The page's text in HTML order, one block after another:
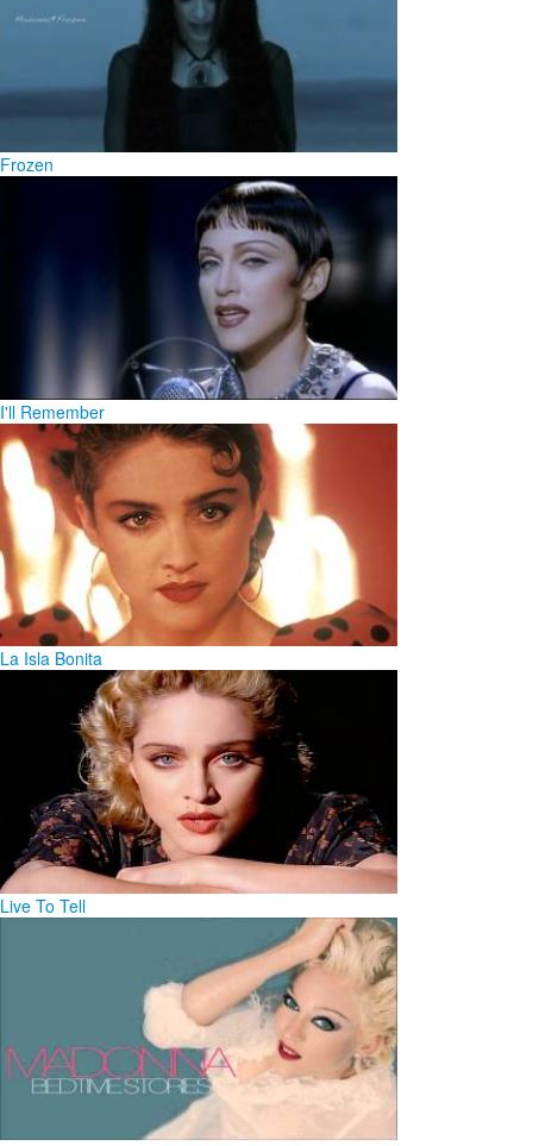
Frozen
I'll Remember
La Isla Bonita
Live To Tell